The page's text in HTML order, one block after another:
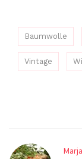
Baumwolle
Vintage